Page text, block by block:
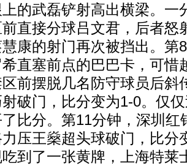
的武磊铲射高出横梁。一
直接分球吕文君，后者怒
康的射门再次被挡出。第
直塞前点的巴巴卡，可惜
前摆脱几名防守球员后斜
破门，比分变为1-0。仅
比分。第11分钟，深圳红
压王燊超头球破门，比分
到了一张黄牌，上海特莱